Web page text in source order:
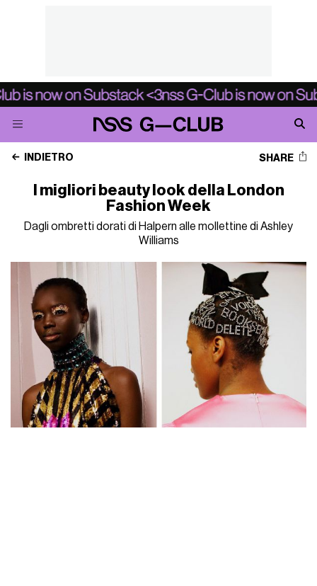
INDIETRO SHARE
I migliori beauty look della London
Fashion Week
Dagli ombretti dorati di Halpern alle mollettine di Ashley
Williams